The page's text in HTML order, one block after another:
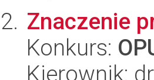
Znaczenie
Konkurs:
Kierownik: